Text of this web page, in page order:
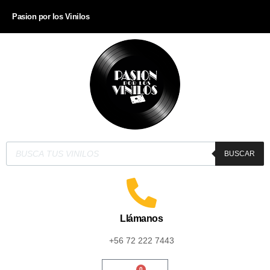
Pasion por los Vinilos
BUSCAR
Llámanos
+56 72 222 7443